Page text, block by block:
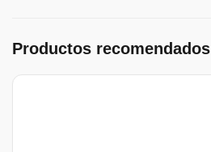
Productos recomendados